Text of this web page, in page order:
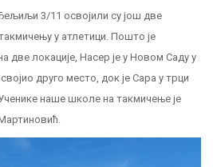
3/11 освојили су још две
у атлетици. Пошто је
две локације, Насер је у Новом Саду у
друго место, док је Сара у трци
наше школе на такмичење је